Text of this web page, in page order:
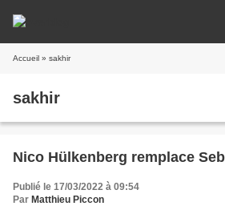
Accueil » sakhir
sakhir
Nico Hülkenberg remplace
Publié le 17/03/2022 à 09:54
Par Matthieu Piccon